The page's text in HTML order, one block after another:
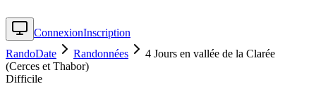
ConnexionInscription
RandoDate
Randonnées
4 Jours en vallée de la Clarée
(Cerces et Thabor)
Difficile